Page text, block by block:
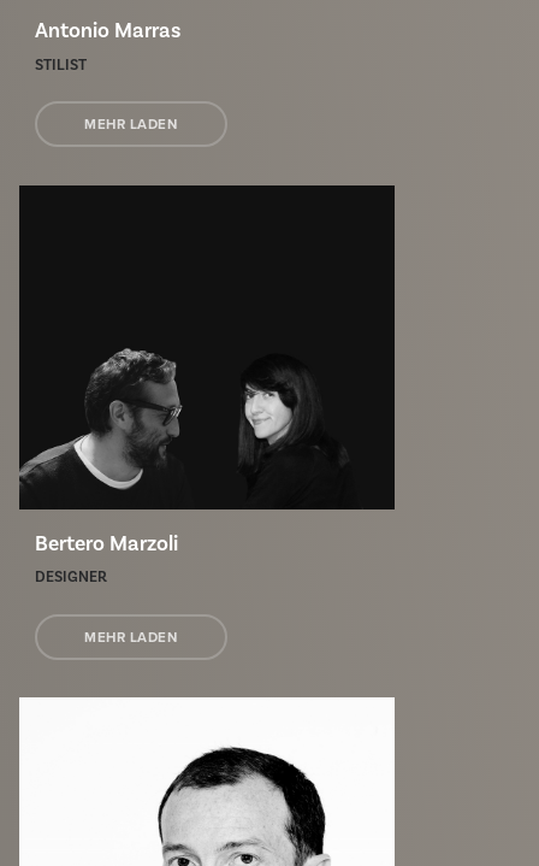
Antonio Marras
STILIST
MEHR LADEN
Bertero Marzoli
DESIGNER
MEHR LADEN